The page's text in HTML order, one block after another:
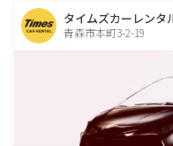
タイムズカーレンタ
青森市本町3-2-19